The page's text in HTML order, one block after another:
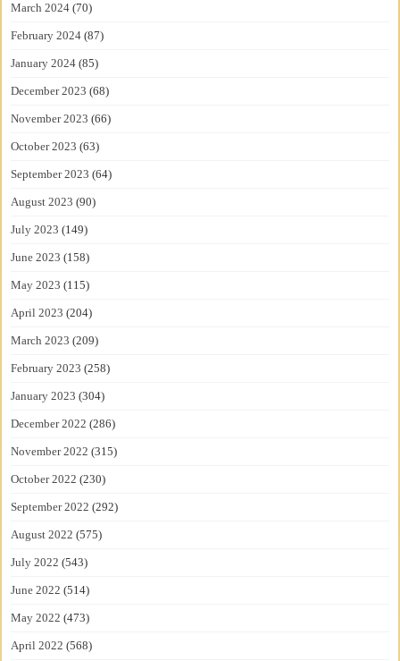
March 2024 (70)
February 2024 (87)
January 2024 (85)
December 2023 (68)
November 2023 (66)
October 2023 (63)
September 2023 (64)
August 2023 (90)
July 2023 (149)
June 2023 (158)
May 2023 (115)
April 2023 (204)
March 2023 (209)
February 2023 (258)
January 2023 (304)
December 2022 (286)
November 2022 (315)
October 2022 (230)
September 2022 (292)
August 2022 (575)
July 2022 (543)
June 2022 (514)
May 2022 (473)
April 2022 (568)